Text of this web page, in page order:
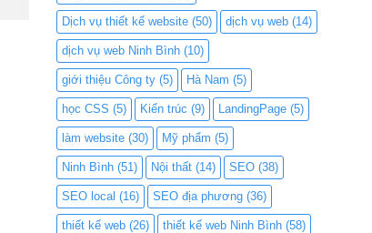
Dịch vụ thiết kế website (50) dịch vụ web (14)
dịch vụ web Ninh Bình (10)
giới thiệu Công ty (5) Hà Nam (5)
học CSS (5) Kiến trúc (9) LandingPage (5)
làm website (30) Mỹ phẩm (5)
Ninh Bình (51) Nội thất (14) SEO (38)
SEO local (16) SEO địa phương (36)
thiết kế web (26) thiết kế web Ninh Bình (58)